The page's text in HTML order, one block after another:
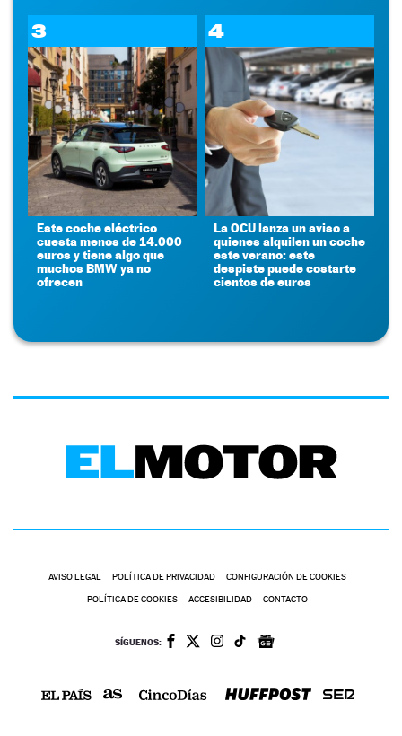
3
Este coche eléctrico
cuesta menos de 14.000
euros y tiene algo que
muchos BMW ya no
ofrecen
4
La OCU lanza un aviso a
quienes alquilen un coche
este verano: este
despiste puede costarte
cientos de euros
AVISO LEGAL POLÍTICA DE PRIVACIDAD CONFIGURACIÓN DE COOKIES
POLÍTICA DE COOKIES ACCESIBILIDAD CONTACTO
SÍGUENOS: